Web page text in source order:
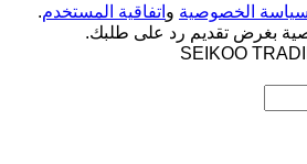
سياسة الخصوصية و اتفاقية المستخدم.
بغرض تقديم رد على طلبك.